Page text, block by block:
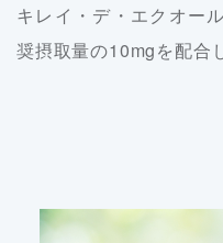
キレイ・デ・エクオー
奨摂取量の10mgを配合